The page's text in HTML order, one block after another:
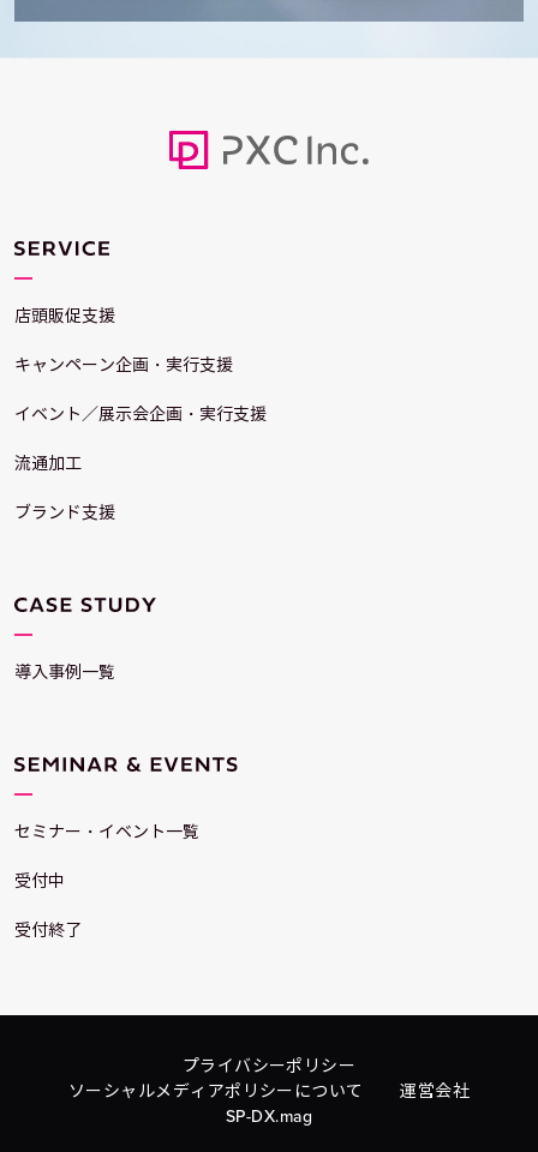
店頭販促支援
キャンペーン企画・実行支援
イベント／展示会企画・実行支援
流通加工
ブランド支援
導入事例一覧
セミナー・イベント一覧
受付中
受付終了
プライバシーポリシー
ソーシャルメディアポリシーについて
運営会社
SP-DX.mag